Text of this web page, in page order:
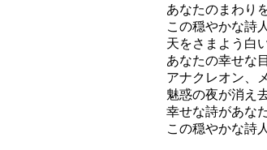
あなたのまわり
この穏やかな詩
天をさまよう白
あなたの幸せな
アナクレオン、
魅惑の夜が消え
幸せな詩があな
この穏やかな詩